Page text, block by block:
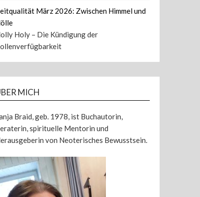
März 2026: Zwischen Himmel und
Holy – Die Kündigung der
MICH
Braid, geb. 1978, ist Buchautorin,
spirituelle Mentorin und
von Neoterisches Bewusstsein.